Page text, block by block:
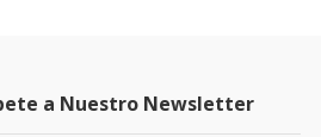
a Nuestro Newsletter